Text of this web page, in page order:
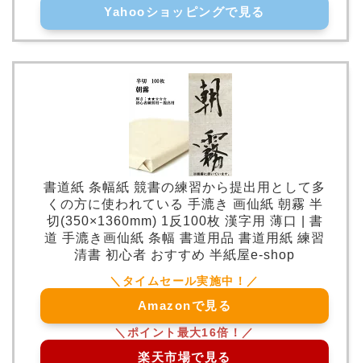
Yahooショッピングで見る
書道紙 条幅紙 競書の練習から提出用として多
くの方に使われている 手漉き 画仙紙 朝霧 半
切(350×1360mm) 1反100枚 漢字用 薄口 | 書
道 手漉き画仙紙 条幅 書道用品 書道用紙 練習
清書 初心者 おすすめ 半紙屋e-shop
Amazonで見る
楽天市場で見る